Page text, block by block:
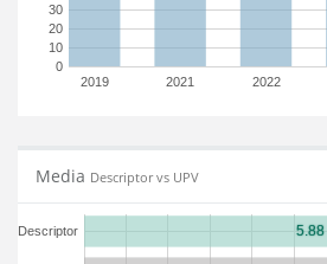
2019 2021 2022
0
10
20
30
Media Descriptor vs UPV
Descriptor